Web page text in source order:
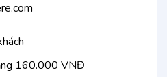
160.000 VNĐ